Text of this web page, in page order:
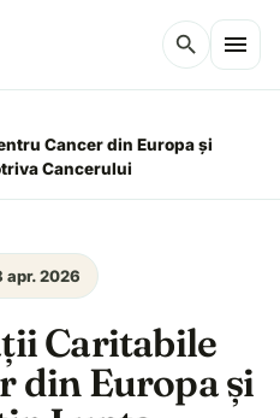
search menu
Cancer din Europa și
Cancerului
apr. 2026
Caritabile
din Europa și